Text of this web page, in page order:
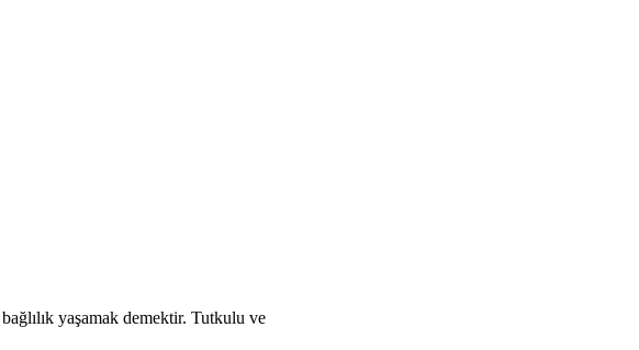
yaşamak demektir. Tutkulu ve